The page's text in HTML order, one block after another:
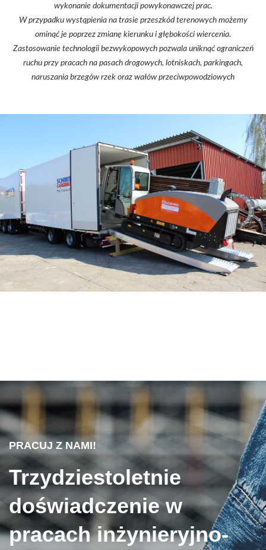
wykonanie dokumentacji powykonawczej prac.
W przypadku wystąpienia na trasie przeszkód terenowych możemy
ominąć je poprzez zmianę kierunku i głębokości wiercenia.
Zastosowanie technologii bezwykopowych pozwala uniknąć ograniczeń
ruchu przy pracach na pasach drogowych, lotniskach, parkingach,
naruszania brzegów rzek oraz wałów przeciwpowodziowych
PRACUJ Z NAMI!
Trzydziestoletnie
doświadczenie w
pracach inżynieryjno-